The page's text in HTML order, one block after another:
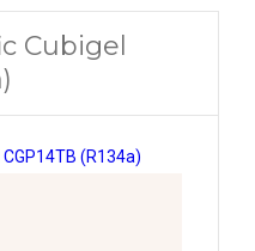
Cubigel